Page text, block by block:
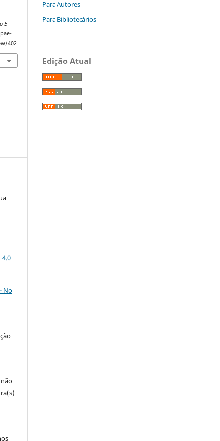
E
402
4.0
No
Para Autores
Para Bibliotecários
Edição Atual